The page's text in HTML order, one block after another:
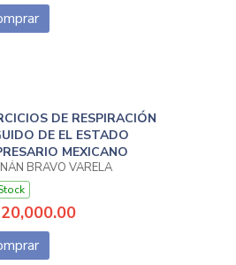
DE RESPIRACIÓN
DE EL ESTADO
MEXICANO
BRAVO VARELA